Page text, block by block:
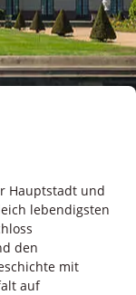
Hauptstadt und
lebendigsten
den
mit
auf